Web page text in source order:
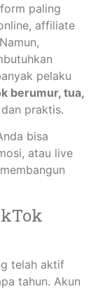
paling
affiliate
pelaku
berumur, tua,
praktis.
bisa
atau live
telah aktif
tahun. Akun